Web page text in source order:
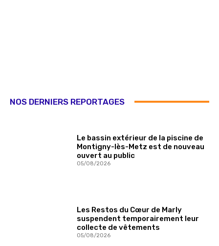
NOS DERNIERS REPORTAGES
Le bassin extérieur de la piscine de
Montigny-lès-Metz est de nouveau
ouvert au public
05/08/2026
Les Restos du Cœur de Marly
suspendent temporairement leur
collecte de vêtements
05/08/2026